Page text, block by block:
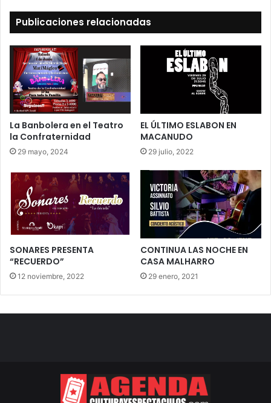
Publicaciones relacionadas
La Banbolera en el Teatro
la Confraternidad
29 mayo, 2024
EL ÚLTIMO ESLABON EN
MACANUDO
29 julio, 2022
SONARES PRESENTA
“RECUERDO”
12 noviembre, 2022
CONTINUA LAS NOCHE EN
CASA MALHARRO
29 enero, 2021